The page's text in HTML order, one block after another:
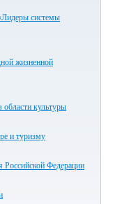
системы
жизненной
области культуры
и туризму
Российской Федерации